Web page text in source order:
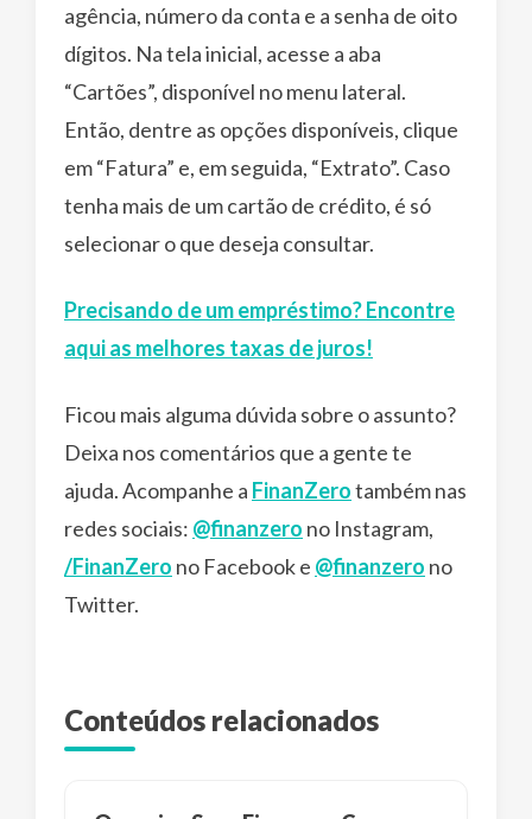
agência, número da conta e a senha de oito
dígitos. Na tela inicial, acesse a aba
“Cartões”, disponível no menu lateral.
Então, dentre as opções disponíveis, clique
em “Fatura” e, em seguida, “Extrato”. Caso
tenha mais de um cartão de crédito, é só
selecionar o que deseja consultar.
Precisando de um empréstimo? Encontre
aqui as melhores taxas de juros!
Ficou mais alguma dúvida sobre o assunto?
Deixa nos comentários que a gente te
ajuda. Acompanhe a FinanZerotambém nas
redes sociais: @finanzero no Instagram,
/FinanZero no Facebook e @finanzero no
Twitter.
Conteúdos relacionados